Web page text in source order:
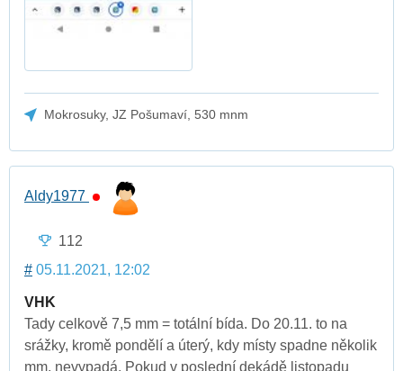
Mokrosuky, JZ Pošumaví, 530 mnm
Aldy1977
112
# 05.11.2021, 12:02
VHK
Tady celkově 7,5 mm = totální bída. Do 20.11. to na
srážky, kromě pondělí a úterý, kdy místy spadne několik
mm, nevypadá. Pokud v poslední dekádě listopadu